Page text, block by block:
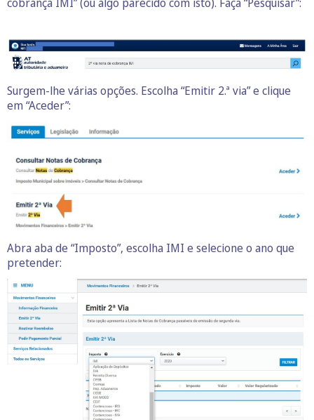
Surgem-lhe várias opções. Escolha “Emitir 2.ª via” e clique
em “Aceder”:
Abra aba de “Imposto”, escolha IMI e selecione o ano que
pretender: